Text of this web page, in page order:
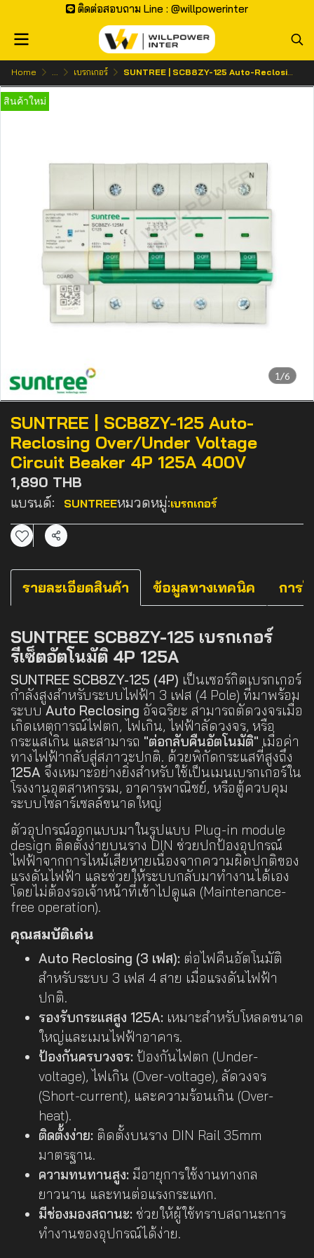
ติดต่อสอบถาม Line : @willpowerinter
Home ... เบรกเกอร์ SUNTREE | SCB8ZY-125 Auto-Reclosing Over/Under Voltage Circuit Beaker 4P 125A 400V
1/6
สินค้าใหม่
SUNTREE | SCB8ZY-125 Auto-
Reclosing Over/Under Voltage
Circuit Beaker 4P 125A 400V
1,890 THB
แบรนด์: SUNTREEหมวดหมู่:เบรกเกอร์
แชร์
รายละเอียดสินค้า ข้อมูลทางเทคนิค การ
SUNTREE SCB8ZY-125 เบรกเกอร์
รีเซ็ตอัตโนมัติ 4P 125A
SUNTREE SCB8ZY-125 (4P) เป็นเซอร์กิตเบรกเกอร์
กำลังสูงสำหรับระบบไฟฟ้า 3 เฟส (4 Pole) ที่มาพร้อม
ระบบAuto Reclosing อัจฉริยะ สามารถตัดวงจรเมื่อ
เกิดเหตุการณ์ไฟตก, ไฟเกิน, ไฟฟ้าลัดวงจร, หรือ
กระแสเกิน และสามารถ "ต่อกลับคืนอัตโนมัติ" เมื่อค่า
ทางไฟฟ้ากลับสู่สภาวะปกติ. ด้วยพิกัดกระแสที่สูงถึง
125A จึงเหมาะอย่างยิ่งสำหรับใช้เป็นเมนเบรกเกอร์ใน
โรงงานอุตสาหกรรม, อาคารพาณิชย์, หรือตู้ควบคุม
ระบบโซลาร์เซลล์ขนาดใหญ่
ตัวอุปกรณ์ออกแบบมาในรูปแบบ Plug-in module
design ติดตั้งง่ายบนราง DIN ช่วยปกป้องอุปกรณ์
ไฟฟ้าจากการไหม้เสียหายเนื่องจากความผิดปกติของ
แรงดันไฟฟ้า และช่วยให้ระบบกลับมาทำงานได้เอง
โดยไม่ต้องรอเจ้าหน้าที่เข้าไปดูแล (Maintenance-
free operation).
คุณสมบัติเด่น
Auto Reclosing (3 เฟส): ต่อไฟคืนอัตโนมัติ
สำหรับระบบ 3 เฟส 4 สาย เมื่อแรงดันไฟฟ้า
ปกติ.
รองรับกระแสสูง 125A: เหมาะสำหรับโหลดขนาด
ใหญ่และเมนไฟฟ้าอาคาร.
ป้องกันครบวงจร: ป้องกันไฟตก (Under-
voltage), ไฟเกิน (Over-voltage), ลัดวงจร
(Short-current), และความร้อนเกิน (Over-
heat).
ติดตั้งง่าย: ติดตั้งบนราง DIN Rail 35mm
มาตรฐาน.
ความทนทานสูง: มีอายุการใช้งานทางกล
ยาวนาน และทนต่อแรงกระแทก.
มีช่องมองสถานะ: ช่วยให้ผู้ใช้ทราบสถานะการ
ทำงานของอุปกรณ์ได้ง่าย.